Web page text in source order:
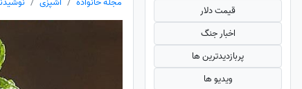
قیمت دلار
اخبار جنگ
پربازدید‌ترین ها
ویدیو ها